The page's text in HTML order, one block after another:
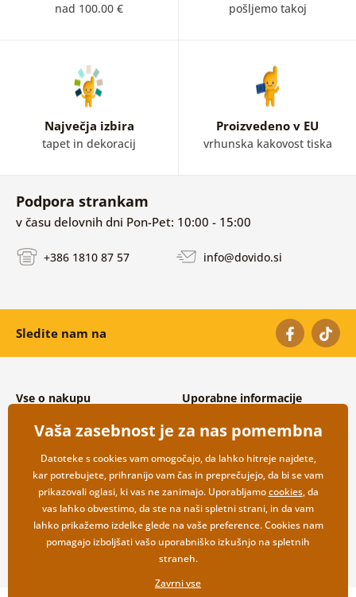
nad 100.00 € pošljemo takoj
Največja izbira
tapet in dekoracij
Proizvedeno v EU
vrhunska kakovost tiska
Podpora strankam
v času delovnih dni Pon-Pet: 10:00 - 15:00
+386 1810 87 57 info@dovido.si
Sledite nam na
Vse o nakupu
Splošni in reklamacijski pogoji
Varovanje osebnih podatkov
Možnosti dostave in plačila
Vračilo blaga
Uporabne informacije
Pogosto zastavljena vprašanja
Kontakti
Veleprodaja
Vaša zasebnost je za nas pomembna
Datoteke s cookies vam omogočajo, da lahko hitreje najdete,
kar potrebujete, prihranijo vam čas in preprečujejo, da bi se vam
prikazovali oglasi, ki vas ne zanimajo. Uporabljamocookies, da
vas lahko obvestimo, da ste na naši spletni strani, in da vam
lahko prikažemo izdelke glede na vaše preference. Cookies nam
pomagajo izboljšati vašo uporabniško izkušnjo na spletnih
straneh.
Zavrni vse